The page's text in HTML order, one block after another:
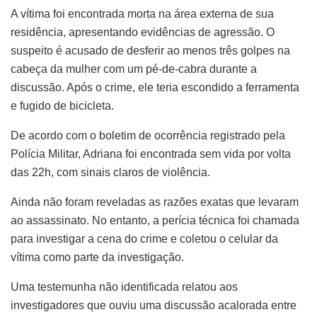
A vítima foi encontrada morta na área externa de sua
residência, apresentando evidências de agressão. O
suspeito é acusado de desferir ao menos três golpes na
cabeça da mulher com um pé-de-cabra durante a
discussão. Após o crime, ele teria escondido a ferramenta
e fugido de bicicleta.
De acordo com o boletim de ocorrência registrado pela
Polícia Militar, Adriana foi encontrada sem vida por volta
das 22h, com sinais claros de violência.
Ainda não foram reveladas as razões exatas que levaram
ao assassinato. No entanto, a perícia técnica foi chamada
para investigar a cena do crime e coletou o celular da
vítima como parte da investigação.
Uma testemunha não identificada relatou aos
investigadores que ouviu uma discussão acalorada entre